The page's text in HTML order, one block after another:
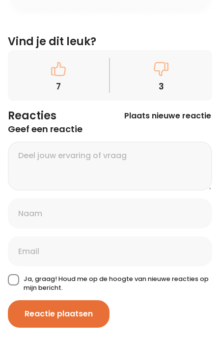
Vind je dit leuk?
7 3
Reacties Plaats nieuwe reactie
Geef een reactie
Ja, graag! Houd me op de hoogte van nieuwe reacties op
mijn bericht.
Reactie plaatsen